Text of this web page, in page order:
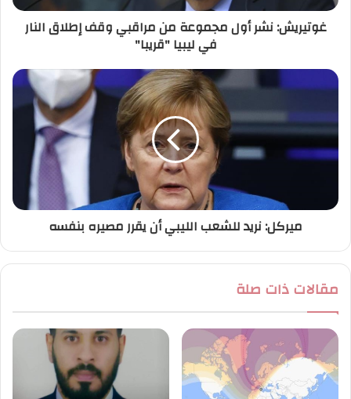
ر
غوتيريش: نشر أول مجموعة من مراقبي وقف إطلاق النار
في ليبيا "قريبا"
ميركل: نريد للشعب الليبي أن يقرر مصيره بنفسه
مقالات ذات صلة